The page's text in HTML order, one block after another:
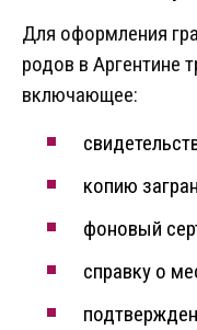
Для оформления
родов в Аргентине
включающее:
копию
фоновый
справку о